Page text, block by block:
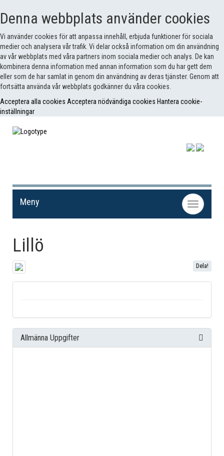
Denna webbplats använder cookies
Vi använder cookies för att anpassa innehåll, erbjuda funktioner för sociala
medier och analysera vår trafik. Vi delar också information om din användning
av vår webbplats med våra partners inom sociala medier och analys. De kan
kombinera denna information med annan information som du har gett dem
eller som de har samlat in genom din användning av deras tjänster. Genom att
fortsätta använda vår webbplats godkänner du våra cookies.
Acceptera alla cookies Acceptera nödvändiga cookies Hantera cookie-
inställningar
Toggle
navigation
Meny
Lillö
Dela!
Allmänna Uppgifter